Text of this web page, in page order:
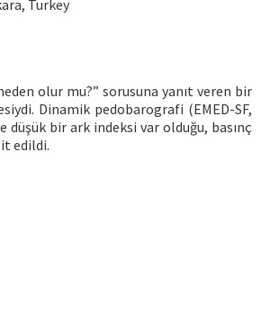
Turkey
olur mu?” sorusuna yanıt veren bir
Dinamik pedobarografi (EMED-SF,
bir ark indeksi var olduğu, basınç
edildi.